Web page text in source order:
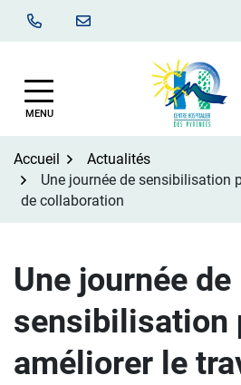
MENU
Accueil
Actualités
Une journée de sensibilisation
de collaboration
Une journée de
sensibilisation
améliorer le